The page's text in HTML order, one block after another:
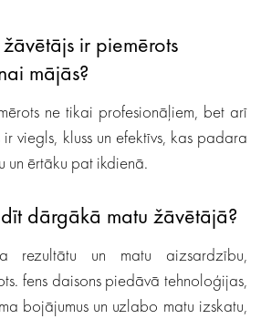
ir piemērots
mājās?
ne tikai profesionāļiem, bet arī
viegls, kluss un efektīvs, kas padara
un ērtāku pat ikdienā.
dārgākā matu žāvētājā?
rezultātu un matu aizsardzību,
fens daisons piedāvā tehnoloģijas,
bojājumus un uzlabo matu izskatu,